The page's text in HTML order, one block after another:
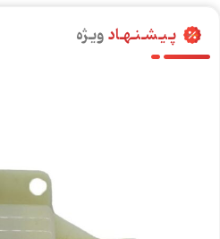
پـیـشـنـهـادویـژه